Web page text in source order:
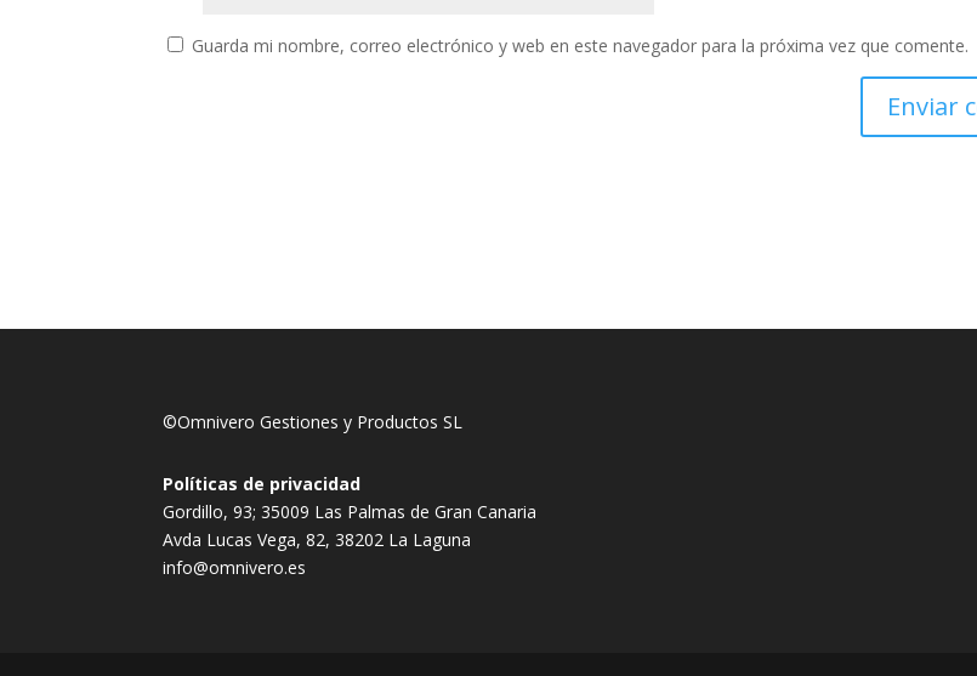
Guarda mi nombre, correo electrónico y web en este navegador para la próxima vez que comente.
©Omnivero Gestiones y Productos SL
Políticas de privacidad
Gordillo, 93; 35009 Las Palmas de Gran Canaria
Avda Lucas Vega, 82, 38202 La Laguna
info@omnivero.es